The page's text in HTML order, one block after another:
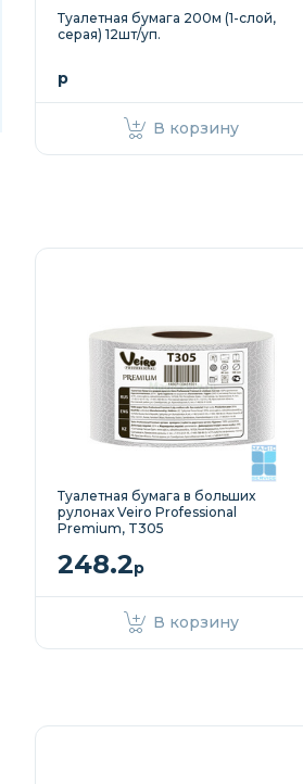
Туалетная бумага 200м (1-слой,
серая) 12шт/уп.
р
В корзину
Туалетная бумага в больших
рулонах Veiro Professional
Premium, T305
248.2р
В корзину